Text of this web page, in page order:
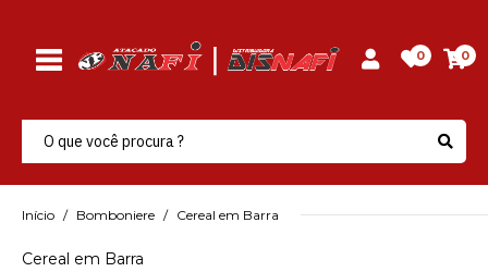
0 0
Início Bomboniere Cereal em Barra
Cereal em Barra